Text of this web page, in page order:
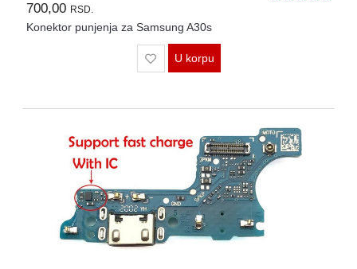
700,00 RSD.
Konektor punjenja za Samsung A30s
U korpu